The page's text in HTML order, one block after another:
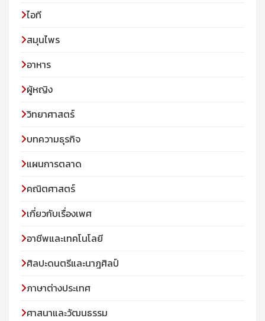
ไอที
สมุนไพร
อาหาร
ผู้หญิง
วิทยาศาสตร์
บทความธุรกิจ
แผนการตลาด
คณิตศาสตร์
เกี่ยวกับเรื่องเพศ
อาชีพและเทคโนโลยี
ศิลปะดนตรีและนาฎศิลป์
ภาษาต่างประเทศ
ศาสนาและวัฒนธรรม